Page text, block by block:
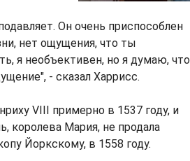
Он очень приспособлен
нет ощущения, что ты
я необъективен, но я думаю, что
- сказал Харрисс.
VIII примерно в 1537 году, и
королева Мария, не продала
Йоркскому, в 1558 году.